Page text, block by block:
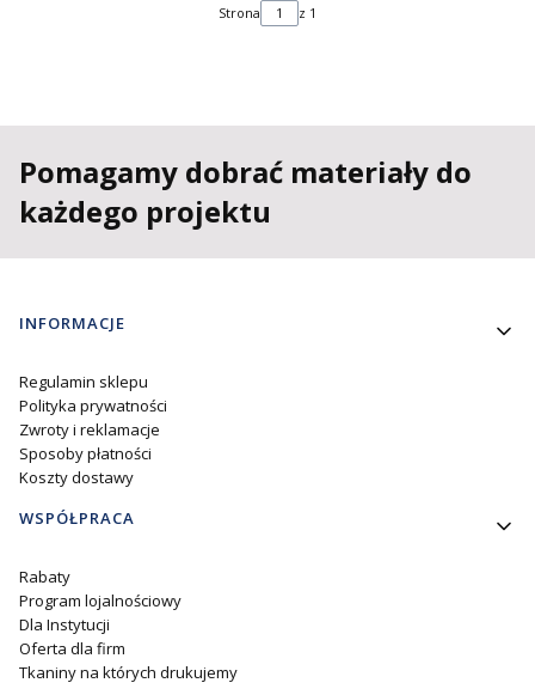
Strona z 1
Pomagamy dobrać materiały do
każdego projektu
Linki w stopce
INFORMACJE
Regulamin sklepu
Polityka prywatności
Zwroty i reklamacje
Sposoby płatności
Koszty dostawy
WSPÓŁPRACA
Rabaty
Program lojalnościowy
Dla Instytucji
Oferta dla firm
Tkaniny na których drukujemy